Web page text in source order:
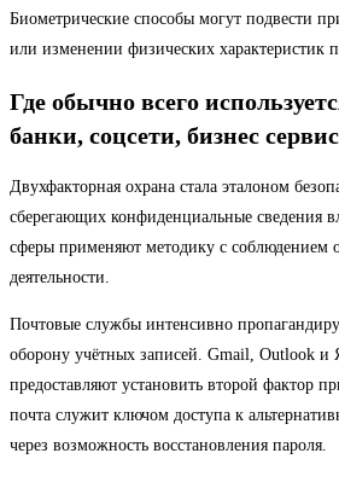
Биометрические способы могут подвести
или изменении физических характеристик
Где обычно всего
банки, соцсети, бизнес
Двухфакторная охрана стала эталоном
сберегающих конфиденциальные сведения
сферы применяют методику с соблюдением
деятельности.
Почтовые службы интенсивно
оборону учётных записей. Gmail, Outlook и
предоставляют установить второй фактор
почта служит ключом доступа к
через возможность восстановления пароля.